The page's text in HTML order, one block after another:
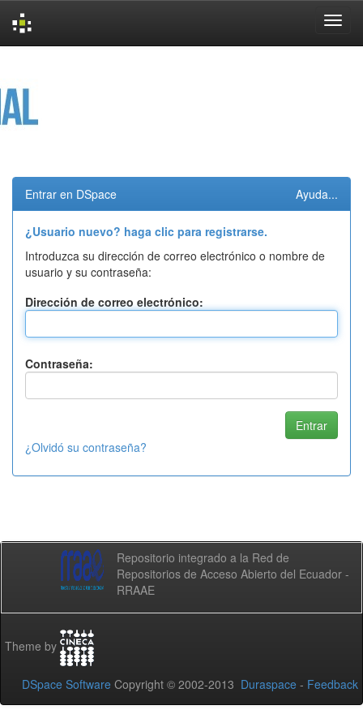
Entrar en DSpace Ayuda...
¿Usuario nuevo? haga clic para registrarse.
Introduzca su dirección de correo electrónico o nombre de
usuario y su contraseña:
Dirección de correo electrónico:
Contraseña:
¿Olvidó su contraseña?
Repositorio integrado a la Red de
Repositorios de Acceso Abierto del Ecuador -
RRAAE
Theme by
DSpace Software Copyright © 2002-2013 Duraspace - Feedback